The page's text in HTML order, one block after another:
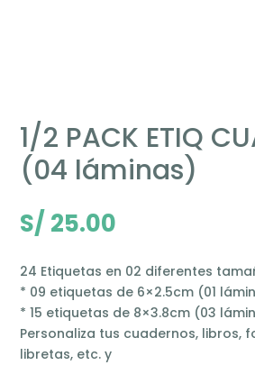
1/2 PACK ETIQ
(04 láminas)
S/ 25.00
24 Etiquetas en 02 diferentes
* 09 etiquetas de 6×2.5cm (01
* 15 etiquetas de 8×3.8cm (03
Personaliza tus cuadernos, libros,
libretas, etc. y